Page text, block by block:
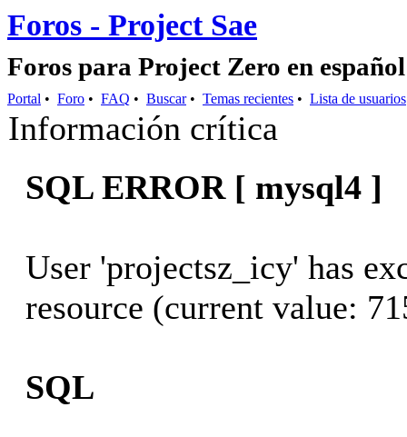
Foros - Project Sae
Foros para Project Zero en español
Portal • Foro • FAQ • Buscar• Temas recientes • Lista de usuarios
Información crítica
SQL ERROR [ mysql4 ]
User 'projectsz_icy' has
resource (current value:
SQL